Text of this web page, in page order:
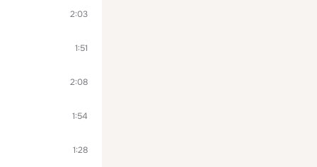
2:03
1:51
2:08
1:54
1:28